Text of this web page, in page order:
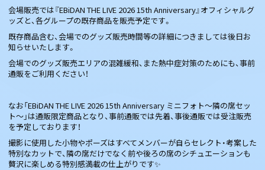
会場販売では『EBiDAN THE LIVE 2026 15th Anniversary』オフィシャルグ
ッズと、各グループの既存商品を販売予定です。
既存商品含む、会場でのグッズ販売時間等の詳細につきましては後日お
知らせいたします。
会場でのグッズ販売エリアの混雑緩和、また熱中症対策のためにも、事前
通販をご利用ください！
なお「EBiDAN THE LIVE 2026 15th Anniversary ミニフォト〜隣の席セッ
ト〜」は通販限定商品となり、事前通販では先着、事後通販では受注販売
を予定しております！
撮影に使用した小物やポーズはすべてメンバーが自らセレクト・考案した
特別なカットで、隣の席だけでなく前や後ろの席のシチュエーションも
贅沢に楽しめる特別感満載の仕上がりです✨